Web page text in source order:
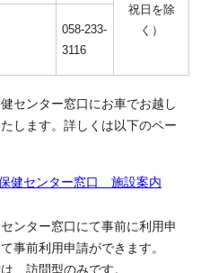
祝日を除
く）
058-233-
3116
センター窓口にお車でお越し
します。詳しくは以下のペー
健センター窓口 施設案内
ンター窓口にて事前に利用申
事前利用申請ができます。
、訪問型のみです。